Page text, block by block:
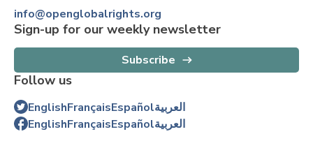
info@openglobalrights.org
Sign-up for our weekly newsletter
Subscribe
Follow us
EnglishFrançaisEspañolالعربية
EnglishFrançaisEspañolالعربية